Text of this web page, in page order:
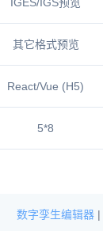
其它格式预览
React/Vue (H5)
5*8
数字孪生编辑器 |